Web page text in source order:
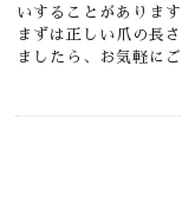
いすることがあります
まずは正しい爪の長
ましたら、お気軽に